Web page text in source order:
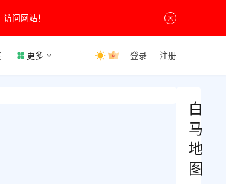
问网站！
更多 登录 注册
白
马
地
图